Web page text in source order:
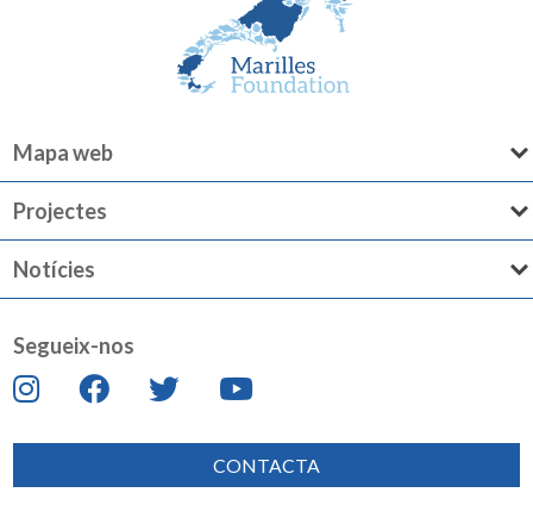
Mapa web
Projectes
Notícies
Segueix-nos
CONTACTA